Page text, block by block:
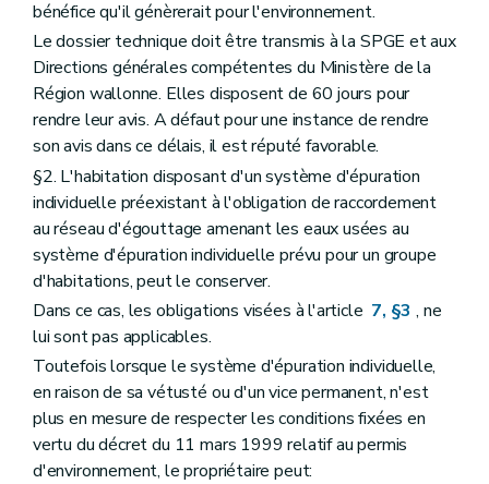
bénéfice qu'il génèrerait pour l'environnement.
Le dossier technique doit être transmis à la SPGE et aux
Directions générales compétentes du Ministère de la
Région wallonne. Elles disposent de 60 jours pour
rendre leur avis. A défaut pour une instance de rendre
son avis dans ce délais, il est réputé favorable.
§2. L'habitation disposant d'un système d'épuration
individuelle préexistant à l'obligation de raccordement
au réseau d'égouttage amenant les eaux usées au
système d'épuration individuelle prévu pour un groupe
d'habitations, peut le conserver.
Dans ce cas, les obligations visées à l'article 7, §3 , ne
lui sont pas applicables.
Toutefois lorsque le système d'épuration individuelle,
en raison de sa vétusté ou d'un vice permanent, n'est
plus en mesure de respecter les conditions fixées en
vertu du décret du 11 mars 1999 relatif au permis
d'environnement, le propriétaire peut: